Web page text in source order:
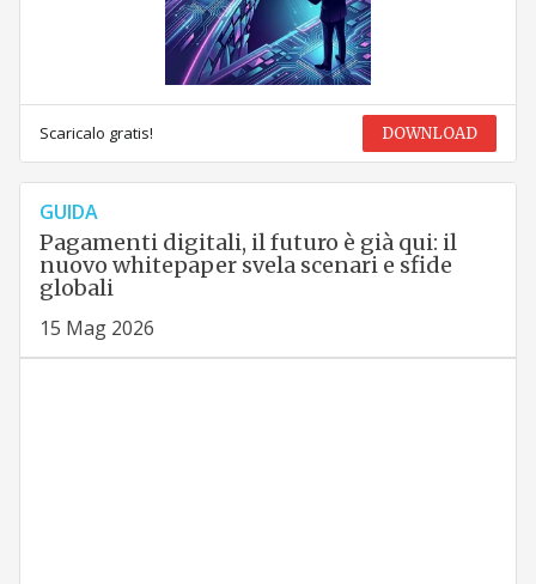
Scaricalo gratis! DOWNLOAD
GUIDA
Pagamenti digitali, il futuro è già qui: il
nuovo whitepaper svela scenari e sfide
globali
15 Mag 2026